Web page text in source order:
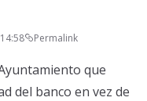
Permalink
que
del banco en vez de